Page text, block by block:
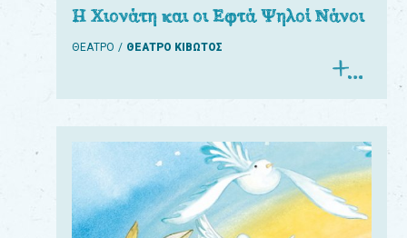
Η Χιονάτη και οι Εφτά Ψηλοί Νάνοι
ΘΕΑΤΡΟ ΘΕΑΤΡΟ ΚΙΒΩΤΟΣ